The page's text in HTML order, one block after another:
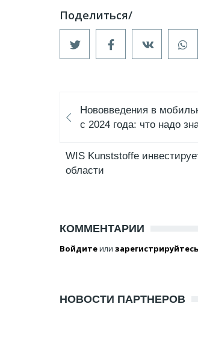
Нововведения в
с 2024 года: что надо
WIS Kunststoffe
области
КОММЕНТАРИИ
Войдитеили зарегистрируйтесь
НОВОСТИ ПАРТНЕРОВ